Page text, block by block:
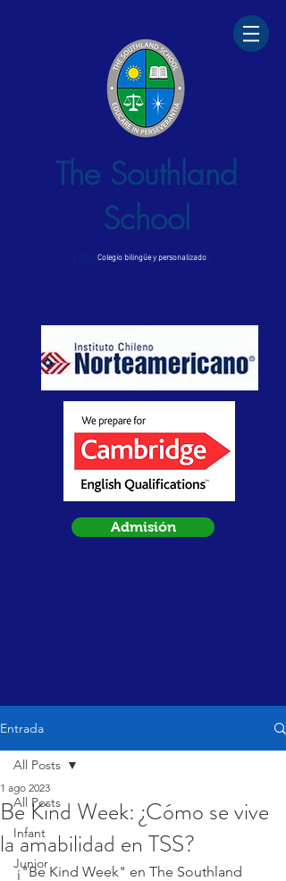
The Southland
School
EDUCARE IN PERSEVERANTIA
Colegio bilingüe y personalizado
Admisión
Entrada
All Posts
Infant
Junior
All Posts
Be Kind Week: ¿Cómo se vive
la amabilidad en TSS?
1 ago 2023
¡"Be Kind Week" en The Southland